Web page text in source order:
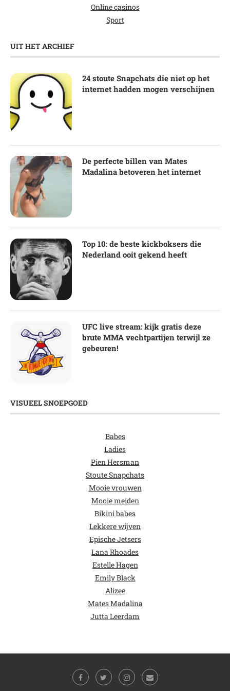
Online casinos
Sport
UIT HET ARCHIEF
24 stoute Snapchats die niet op het
internet hadden mogen verschijnen
De perfecte billen van Mates
Madalina betoveren het internet
Top 10: de beste kickboksers die
Nederland ooit gekend heeft
UFC live stream: kijk gratis deze
brute MMA vechtpartijen terwijl ze
gebeuren!
VISUEEL SNOEPGOED
Babes
Ladies
Pien Hersman
Stoute Snapchats
Mooie vrouwen
Mooie meiden
Bikini babes
Lekkere wijven
Epische Jetsers
Lana Rhoades
Estelle Hagen
Emily Black
Alizee
Mates Madalina
Jutta Leerdam